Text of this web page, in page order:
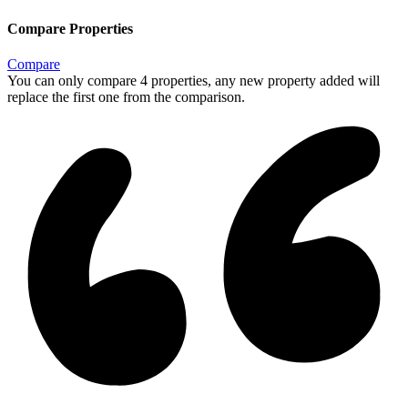
Compare Properties
Compare
You can only compare 4 properties, any new property added will
replace the first one from the comparison.